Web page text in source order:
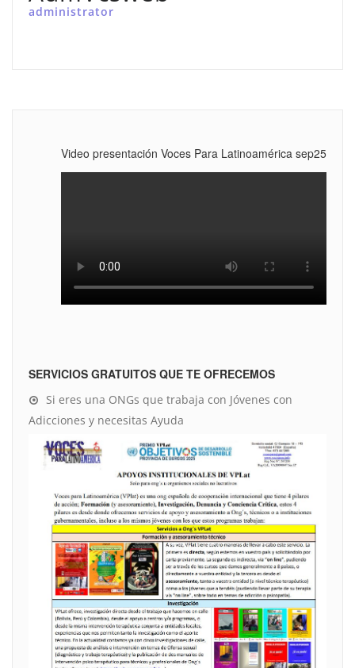
administrator
Video presentación Voces Para Latinoamérica sep25
SERVICIOS GRATUITOS QUE TE OFRECEMOS
Si eres una ONGs que trabaja con Jóvenes con
Adicciones y necesitas Ayuda